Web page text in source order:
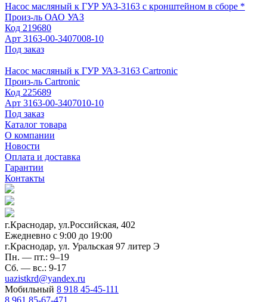
Насос масляный к ГУР УАЗ-3163 с кронштейном в сборе *
Произ-ль ОАО УАЗ
Код 219680
Арт 3163-00-3407008-10
Под заказ
Насос масляный к ГУР УАЗ-3163 Cartronic
Произ-ль Cartronic
Код 225689
Арт 3163-00-3407010-10
Под заказ
Каталог товара
О компании
Новости
Оплата и доставка
Гарантии
Контакты
г.Краснодар, ул.Российская, 402
Ежедневно c 9:00 до 19:00
г.Краснодар, ул. Уральская 97 литер Э
Пн. — пт.: 9–19
Сб. — вс.: 9-17
uazistkrd@yandex.ru
Мобильный 8 918 45-45-111
8 961 85-67-471